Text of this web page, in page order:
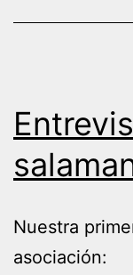
Nuestra
asociación: